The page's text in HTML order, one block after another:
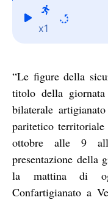
x1
“Le figure della
titolo della
bilaterale
paritetico
ottobre alle 9
presentazione della
la mattina di
Confartigianato a